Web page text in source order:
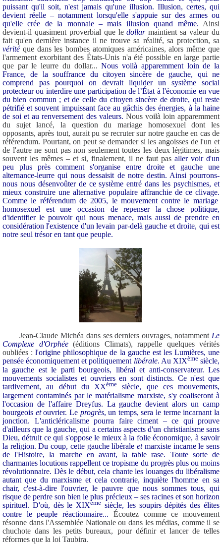
puissant qu'il soit, n'est jamais qu'une illusion. Illusion, certes, qui
devient réelle – notamment lorsqu'elle s'appuie sur des armes ou
qu'elle crée de la monnaie – mais illusion quand même. Ainsi
devient-il quasiment proverbial que ledollarmaintient sa valeur du
fait qu'en dernière instance il ne trouve sa réalité, sa protection, sa
véritéque dans les bombes atomiques américaines, alors même que
l'armement exorbitant des États-Unis n'a été possible en large partie
que par le leurre du dollar...Nous voilà apparemment loin de la
France, de la souffrance du citoyen sincère de gauche, qui ne
comprend pas pourquoi on devrait liquider un système social
protecteur ou interdire une participation de l’État à l'économie en vue
du bien commun ; et de celle du citoyen sincère de droite, qui reste
pétrifié et souvent impuissant face au gâchis des énergies, à la haine
de soi et au renversement des valeurs. Nous voilà loin apparemment
du sujet lancé, la question du mariage homosexuel dont les
opposants, après tout, aurait pu se recruter sur notre gauche en cas de
référendum. Pourtant, on peut se demander si les angoisses de l'un et
de l'autre ne sont pas non seulement toutes les deux légitimes, mais
souvent les mêmes – et si, finalement, il ne faut pas aller voir d'un
peu plus près comment s'organise entre droite et gauche une
alternance-leurre qui nous dessaisit de notre destin. Ainsi pourrons-
nous nous désenvoûter de ce système entré dans les psychismes, et
mieux construire une alternative populaire affranchie de ce clivage.
Comme le référendum de 2005, le mouvement contre le mariage
homosexuel est une occasion de repenser la chose politique,
d'identifier le pouvoir qui nous menace, mais aussi de prendre en
considération l'existence d'un levain par-delà gauche et droite, qui est
notre seul trésor en tant que peuple.
Jean-Claude Michéa dans ses derniers ouvrages, notamment Le
Complexe d'Orphée (éditions Climats), rappelle quelques vérités
oubliées :l'origine philosophique de la gauche est les Lumières, une
pensée économiquement et politiquement libérale. Au XIXèmesiècle,
la gauche est le parti bourgeois, libéral et anti-conservateur. Les
mouvements socialistes et ouvriers en sont distincts. Ce n'est que
tardivement, au début du XXème siècle, que ces mouvements,
largement contaminés par le matérialisme marxiste, s'y coaliseront à
l'occasion de l'affaire Dreyfus. La gauche devient alors un camp
bourgeois etouvrier. Le progrès, un temps, sera le terme incarnant la
jonction. L'anticléricalisme pourra faire ciment – ce qui prouve
d'ailleurs que la gauche, qui a certains aspects d'un christianisme sans
Dieu, détruit ce qui s'oppose le mieux à la folie économique, à savoir
la religion. Du coup, cette gauche libéraleetmarxiste incarne le sens
de l'Histoire, la marche en avant, la table rase. Toute sorte de
charmantes locutions rappellent ce tropisme du progrès plus ou moins
révolutionnaire. Dès le début, cela chante les louanges du libéralisme
autant que du marxisme et cela contrarie, inquiète l'homme en sa
chair, c'est-à-dire l'ouvrier, le pauvre que nous sommes tous, qui
risque de perdre son bien le plus précieux – ses racines et son horizon
spirituel. D'où, dès le XIXème siècle, les soupirs dépités des élites
contre le peuple réactionnaire... Écoutez comme ce mouvement
résonne dans l'Assemblée Nationale ou dans les médias, comme il se
chuchote dans les petits bureaux, pour définir et lancer de telles
réformes que la loi Taubira.